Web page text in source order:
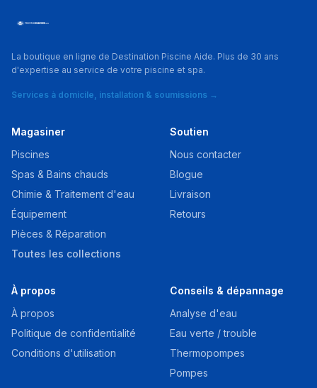
La boutique en ligne de Destination Piscine Aide. Plus de 30 ans
d'expertise au service de votre piscine et spa.
Services à domicile, installation & soumissions →
Magasiner
Piscines
Spas & Bains chauds
Chimie & Traitement d'eau
Équipement
Pièces & Réparation
Toutes les collections
Soutien
Nous contacter
Blogue
Livraison
Retours
À propos
À propos
Politique de confidentialité
Conditions d'utilisation
Conseils & dépannage
Analyse d'eau
Eau verte / trouble
Thermopompes
Pompes